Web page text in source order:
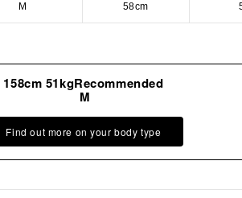
M 58cm
158cm 51kgRecommended
M
Find out more on your body type